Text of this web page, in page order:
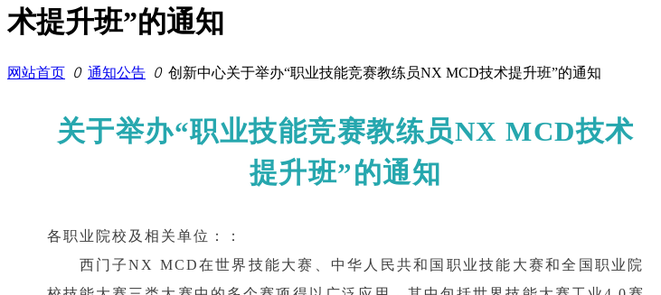
术提升班”的通知
网站首页 ꄲ 通知公告 ꄲ 创新中心关于举办“职业技能竞赛教练员NX MCD技术提升班”的通知
关于举办“职业技能竞赛教练员NX MCD技术
提升班”的通知
各职业院校及相关单位：：
西门子NX MCD在世界技能大赛、中华人民共和国职业技能大赛和全国职业院